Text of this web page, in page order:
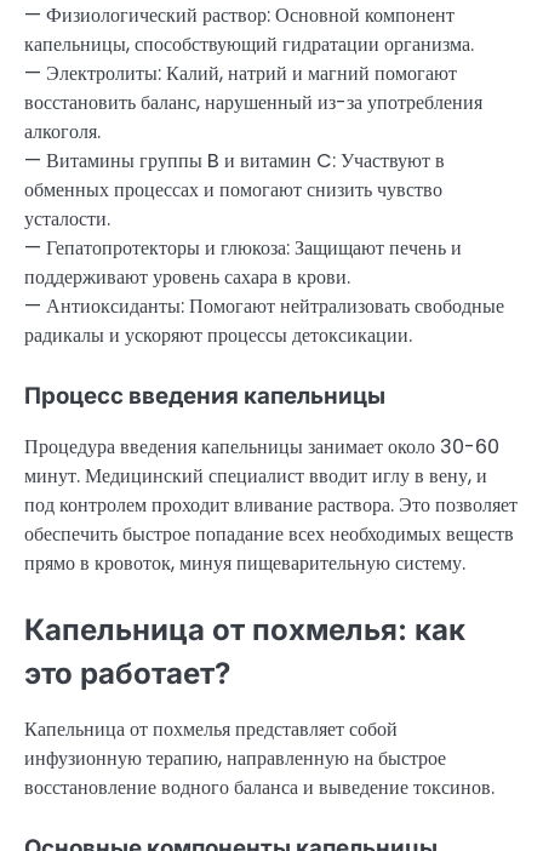
— Физиологический раствор: Основной компонент
капельницы, способствующий гидратации организма.
— Электролиты: Калий, натрий и магний помогают
восстановить баланс, нарушенный из-за употребления
алкоголя.
— Витамины группы B и витамин C: Участвуют в
обменных процессах и помогают снизить чувство
усталости.
— Гепатопротекторы и глюкоза: Защищают печень и
поддерживают уровень сахара в крови.
— Антиоксиданты: Помогают нейтрализовать свободные
радикалы и ускоряют процессы детоксикации.
Процесс введения капельницы
Процедура введения капельницы занимает около 30-60
минут. Медицинский специалист вводит иглу в вену, и
под контролем проходит вливание раствора. Это позволяет
обеспечить быстрое попадание всех необходимых веществ
прямо в кровоток, минуя пищеварительную систему.
Капельница от похмелья: как
это работает?
Капельница от похмелья представляет собой
инфузионную терапию, направленную на быстрое
восстановление водного баланса и выведение токсинов.